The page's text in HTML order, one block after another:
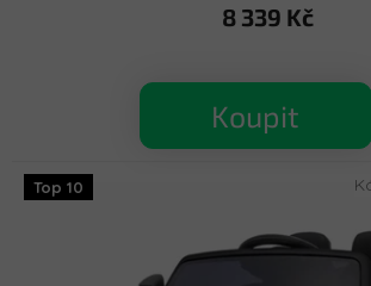
8 339 Kč
Koupit
Top 10